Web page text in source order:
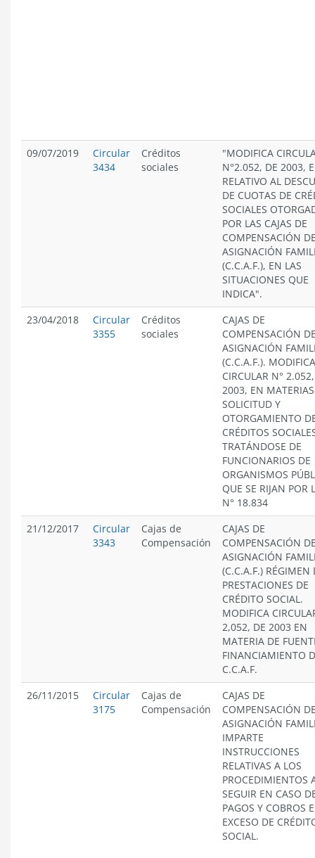
09/07/2019
Circular
3434
Créditos
sociales
"MODIFICA
N°2.052, DE 2003,
RELATIVO AL
DE CUOTAS DE
SOCIALES
POR LAS CAJAS DE
COMPENSACIÓN
ASIGNACIÓN
(C.C.A.F.), EN LAS
SITUACIONES QUE
INDICA".
23/04/2018
Circular
3355
Créditos
sociales
CAJAS DE
COMPENSACIÓN
ASIGNACIÓN
(C.C.A.F.). MODIFICA
CIRCULAR N°
2003, EN
SOLICITUD Y
OTORGAMIENTO
CRÉDITOS
TRATÁNDOSE DE
FUNCIONARIOS DE
ORGANISMOS
QUE SE RIJAN POR
N° 18.834
21/12/2017
Circular
3343
Cajas de
Compensación
CAJAS DE
COMPENSACIÓN
ASIGNACIÓN
(C.C.A.F.) RÉGIMEN
PRESTACIONES DE
CRÉDITO SOCIAL.
MODIFICA
2,052, DE 2003 EN
MATERIA DE
FINANCIAMIENTO
C.C.A.F.
26/11/2015
Circular
3175
Cajas de
Compensación
CAJAS DE
COMPENSACIÓN
ASIGNACIÓN
IMPARTE
INSTRUCCIONES
RELATIVAS A LOS
PROCEDIMIENTOS
SEGUIR EN CASO
PAGOS Y COBROS
EXCESO DE
SOCIAL.